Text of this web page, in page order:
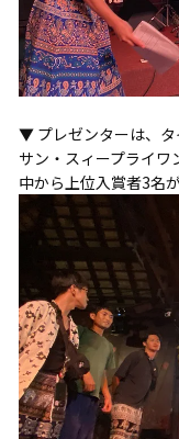
▼ プレゼンターは、タ
サン・スィープライワ
中から上位入賞者3名